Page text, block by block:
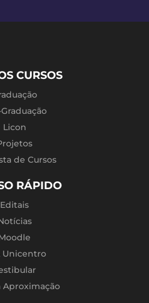
CURSOS
Licon
de Cursos
RÁPIDO
Editais
Unicentro
Aproximação